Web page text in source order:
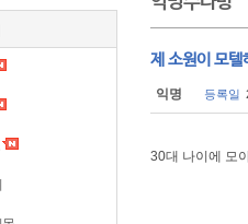
제 소원이 모텔
익명 등록일
30대 나이에 모